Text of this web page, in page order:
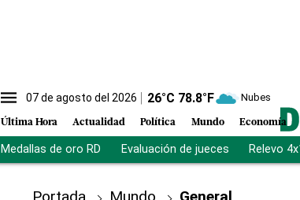
07 de agosto del 2026 26°C 78.8°F Nubes
Última Hora Actualidad Política Mundo Economía
Medallas de oro RD Evaluación de jueces Relevo
Portada Mundo
General